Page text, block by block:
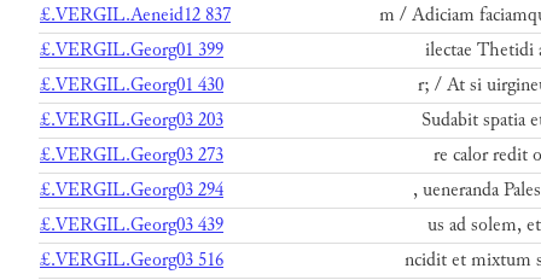
£.VERGIL.Aeneid12 837
m / Adiciam
£.VERGIL.Georg01 399
ilectae Thetidi
£.VERGIL.Georg01 430
r; / At si
£.VERGIL.Georg03 203
Sudabit spatia
£.VERGIL.Georg03 273
re calor redit
£.VERGIL.Georg03 294
, ueneranda
£.VERGIL.Georg03 439
us ad solem,
£.VERGIL.Georg03 516
ncidit et mixtum